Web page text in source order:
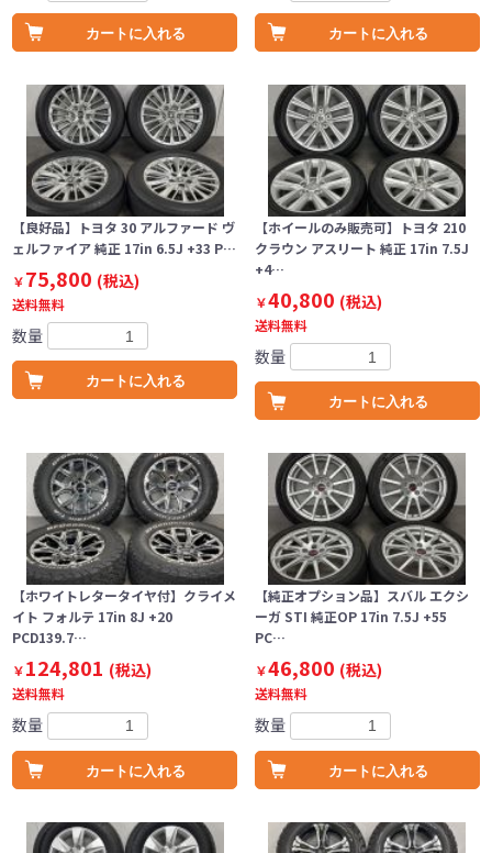
カートに入れる カートに入れる
【良好品】トヨタ 30 アルファード ヴ
ェルファイア 純正 17in 6.5J +33 P…
￥75,800 (税込)
送料無料
数量
カートに入れる
【ホイールのみ販売可】トヨタ 210
クラウン アスリート 純正 17in 7.5J
+4…
￥40,800 (税込)
送料無料
数量
カートに入れる
【ホワイトレタータイヤ付】クライメ
イト フォルテ 17in 8J +20
PCD139.7…
￥124,801 (税込)
送料無料
数量
カートに入れる
【純正オプション品】スバル エクシ
ーガ STI 純正OP 17in 7.5J +55
PC…
￥46,800 (税込)
送料無料
数量
カートに入れる